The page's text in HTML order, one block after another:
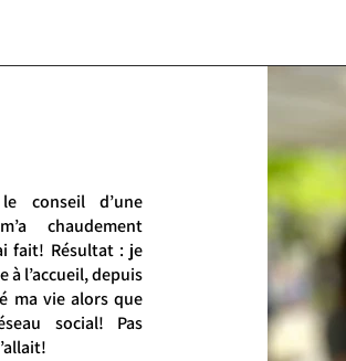
conseil d’une
chaudement
fait! Résultat : je
l’accueil, depuis
ma vie alors que
social! Pas